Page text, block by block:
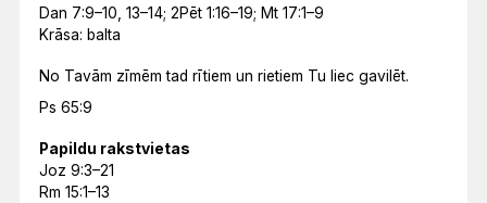
Dan 7:9–10, 13–14; 2Pēt 1:16–19; Mt 17:1–9
Krāsa: balta
No Tavām zīmēm tad rītiem un rietiem Tu liec gavilēt.
Ps 65:9
Papildu rakstvietas
Joz 9:3–21
Rm 15:1–13